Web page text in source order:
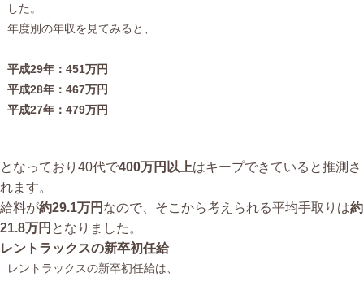
した。
年度別の年収を見てみると、
平成29年：451万円
平成28年：467万円
平成27年：479万円
となっており40代で400万円以上はキープできていると推測さ
れます。
給料が約29.1万円 なので、そこから考えられる平均手取りは約
21.8万円 となりました。
レントラックスの新卒初任給
レントラックスの新卒初任給は、